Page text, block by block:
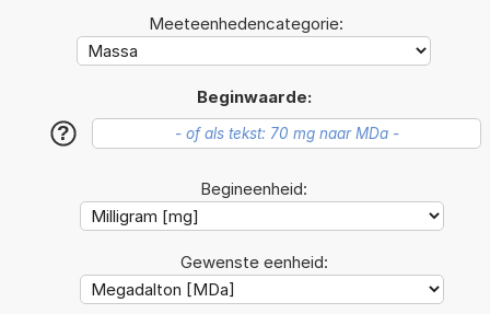
Meeteenhedencategorie:
Beginwaarde:
?
Begineenheid:
Gewenste eenheid: